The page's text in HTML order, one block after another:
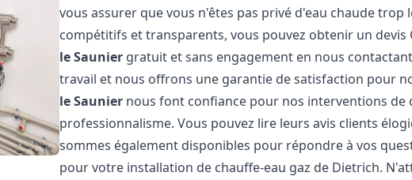
vous assurer que vous n'êtes pas privé d'eau chaude
compétitifs et transparents, vous pouvez obtenir un devis
le Saunier gratuit et sans engagement en nous
travail et nous offrons une garantie de satisfaction pour
le Saunier nous font confiance pour nos interventions de
professionnalisme. Vous pouvez lire leurs avis clients
sommes également disponibles pour répondre à vos
pour votre installation de chauffe-eau gaz de Dietrich.